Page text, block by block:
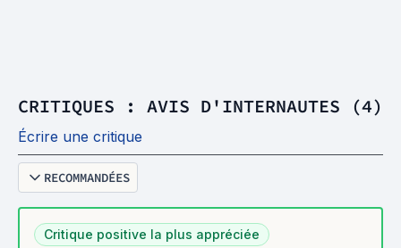
CRITIQUES : AVIS D'INTERNAUTES (4)
Écrire une critique
RECOMMANDÉES
Critique positive la plus appréciée